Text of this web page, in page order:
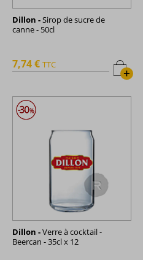
Dillon -Sirop de sucre de
canne - 50cl
+
7,74 € TTC
Dillon -Verre à cocktail -
Beercan - 35cl x 12